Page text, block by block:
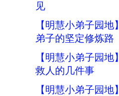
见
【明慧小弟子园
弟子的坚定修炼路
【明慧小弟子园
救人的几件事
【明慧小弟子园